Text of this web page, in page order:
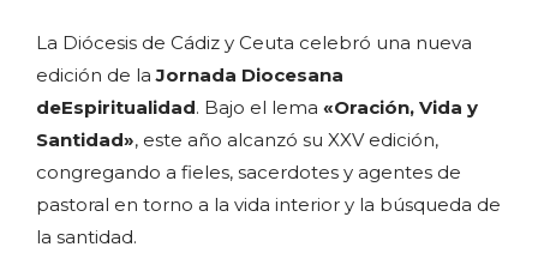
La Diócesis de Cádiz y Ceuta celebró una nueva
edición de laJornada Diocesana
deEspiritualidad. Bajo el lema «Oración, Vida y
Santidad», este año alcanzó su XXV edición,
congregando a fieles, sacerdotes y agentes de
pastoral en torno a la vida interior y la búsqueda de
la santidad.